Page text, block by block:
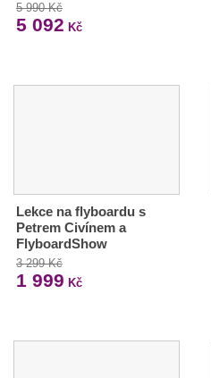
5 990 Kč
5 092 Kč
Lekce na flyboardu s
Petrem Civínem a
FlyboardShow
3 299 Kč
1 999 Kč